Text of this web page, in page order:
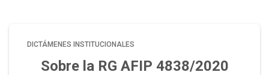
DICTÁMENES INSTITUCIONALES
Sobre la RG AFIP 4838/2020